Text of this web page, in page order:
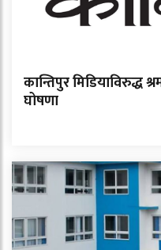
कान्तिपुर मिडियाविरुद्ध
घोषणा